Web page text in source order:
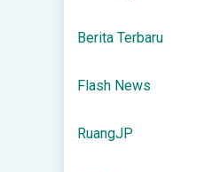
Berita Terbaru
Flash News
RuangJP